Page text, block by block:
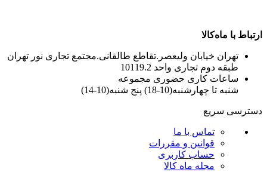
ارتباط با ماه‌کالا
تهران خیابان ولیعصر.تقاطع طالقانی.مجتمع تجاری نور تهران
طبقه دوم تجاری واحد 10119.2
ساعات کاری حضوری مجموعه
شنبه تا چهارشنبه(10-18) پنج شنبه(10-14)
دسترسی سریع
تماس با ما
قوانین و مقررات
حساب کاربری
مجله ماه کالا